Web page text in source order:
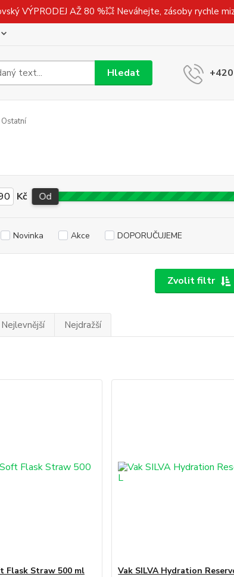
VÝPRODEJ AŽ 80 %💥 Neváhejte, zásoby rychle
Hledat
Ostatní
Zvolit filtr
Kč Od
Novinka Akce DOPORUČUJEME
Nejlevnější Nejdražší
Flask Straw 500 ml
Vak SILVA Hydration